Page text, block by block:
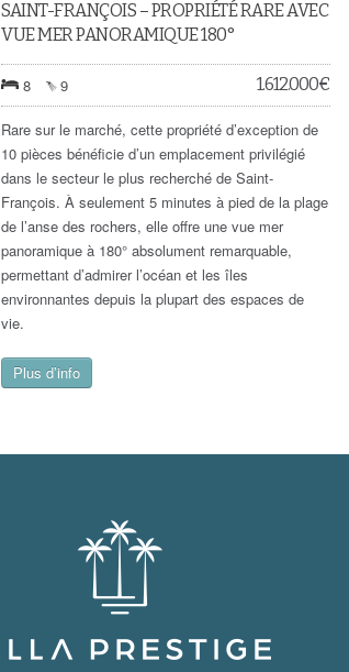
SAINT-FRANÇOIS – PROPRIÉTÉ RARE AVEC
VUE MER PANORAMIQUE 180°
8 9 1.612.000€
Rare sur le marché, cette propriété d’exception de
10 pièces bénéficie d’un emplacement privilégié
dans le secteur le plus recherché de Saint-
François. À seulement 5 minutes à pied de la plage
de l’anse des rochers, elle offre une vue mer
panoramique à 180° absolument remarquable,
permettant d’admirer l’océan et les îles
environnantes depuis la plupart des espaces de
vie.
Plus d’info